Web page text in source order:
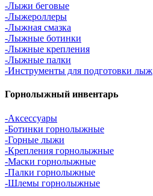
-Лыжи беговые
-Лыжероллеры
-Лыжная смазка
-Лыжные ботинки
-Лыжные крепления
-Лыжные палки
-Инструменты для подготовки лыж
Горнолыжный инвентарь
-Аксессуары
-Ботинки горнолыжные
-Горные лыжи
-Крепления горнолыжные
-Маски горнолыжные
-Палки горнолыжные
-Шлемы горнолыжные